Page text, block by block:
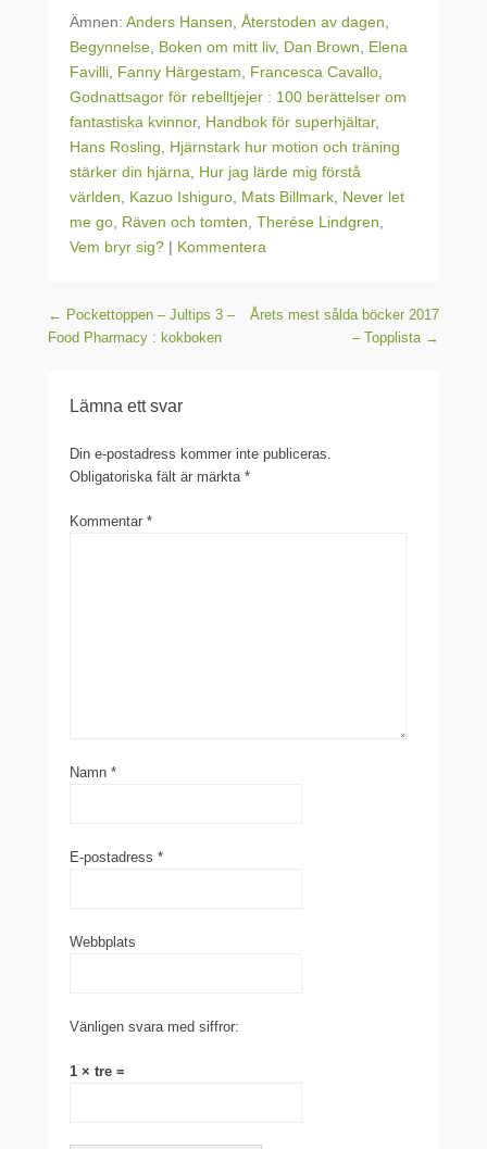
Ämnen: Anders Hansen Återstoden av dagen
Begynnelse Boken om mitt liv, Dan Brown
Elena
Favilli Fanny Härgestam Francesca Cavallo
Godnattsagor för rebelltjejer : 100 berättelser om
fantastiska kvinnor, Handbok för superhjältar,
Hans Rosling
Hjärnstark hur motion och träning
stärker din hjärna
Hur jag lärde mig förstå
världen
Kazuo Ishiguro Mats Billmark Never let
me go Räven och tomten Therése Lindgren
Vem bryr sig? | Kommentera
Post navigation
← Pockettoppen – Jultips 3 –
Food Pharmacy : kokboken
Årets mest sålda böcker 2017
– Topplista →
Lämna ett svar
Din e-postadress kommer inte publiceras.
Obligatoriska fält är märkta *
Kommentar *
Namn *
E-postadress *
Webbplats
Vänligen svara med siffror:
1 × tre =